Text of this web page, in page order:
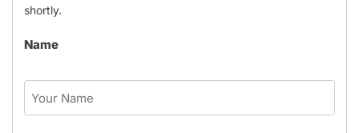
shortly.
Name